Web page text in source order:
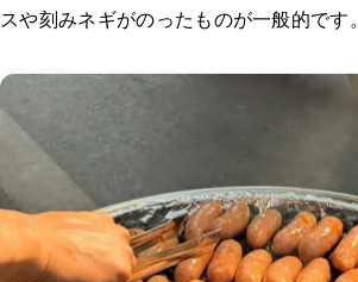
スや刻みネギがのったものが一般的です。